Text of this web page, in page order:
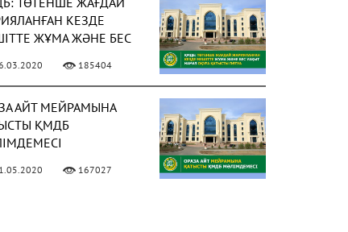
КЕЗДЕ
ЖҰМА ЖӘНЕ БЕС
ПӘТУА
185404
АЙТ МЕЙРАМЫНА
ҚМДБ
167027